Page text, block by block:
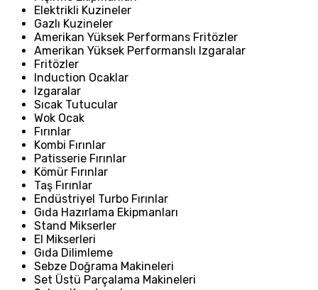
Elektrikli Kuzineler
Gazlı Kuzineler
Amerikan Yüksek Performans Fritözler
Amerikan Yüksek Performanslı Izgaralar
Fritözler
Induction Ocaklar
Izgaralar
Sıcak Tutucular
Wok Ocak
Fırınlar
Kombi Fırınlar
Patisserie Fırınlar
Kömür Fırınlar
Taş Fırınlar
Endüstriyel Turbo Fırınlar
Gıda Hazırlama Ekipmanları
Stand Mikserler
El Mikserleri
Gıda Dilimleme
Sebze Doğrama Makineleri
Set Üstü Parçalama Makineleri